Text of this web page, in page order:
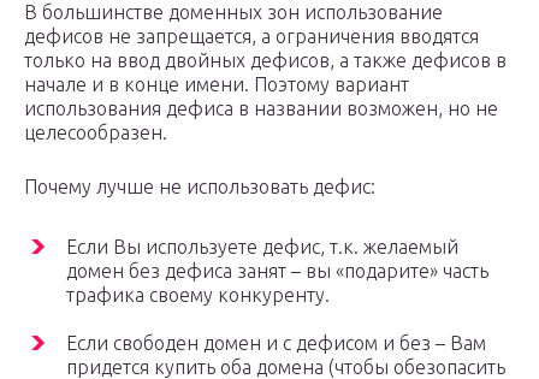
В большинстве доменных зон использование
дефисов не запрещается, а ограничения вводятся
только на ввод двойных дефисов, а также дефисов в
начале и в конце имени. Поэтому вариант
использования дефиса в названии возможен, но не
целесообразен.
Почему лучше не использовать дефис:
Если Вы используете дефис, т.к. желаемый
домен без дефиса занят – вы «подарите» часть
трафика своему конкуренту.
Если свободен домен и с дефисом и без – Вам
придется купить оба домена (чтобы обезопасить